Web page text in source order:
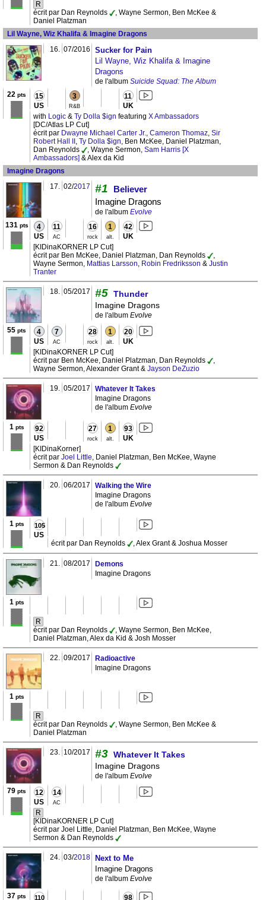
R
écrit par Dan Reynolds
, Wayne Sermon, Ben McKee &
Daniel Platzman
Lil Wayne, Wiz Khalifa & Imagine Dragons
16. 07/2016
Sucker for Pain
Lil Wayne, Wiz Khalifa & Imagine
Dragons
de l'album Suicide Squad: The Album
22 pts 15
US
3
R&B
11
UK
with Logic & Ty Dolla $ign featuring X Ambassadors
[DC/Atlas LP Cut]
écrit par Dwayne Michael Carter Jr., Cameron Thomaz, Sir
Robert Hall II , Ty Dolla $ign, Ben McKee, Daniel Platzman,
Dan Reynolds
, Wayne Sermon, Sam Harris [X
Ambassadors] & Alex da Kid
Imagine Dragons
17. 02/2017 #1
Believer
Imagine Dragons
de l'album Evolve
131 pts 4
US
11
AC
16
rock
1
alt.
42
UK
[KIDinaKORNER LP Cut]
écrit par Ben McKee, Daniel Platzman, Dan Reynolds
,
Wayne Sermon, Mattias Larsson, Robin Fredriksson & Justin
Tranter
18. 05/2017 #5 Thunder
Imagine Dragons
de l'album Evolve
55 pts 4
US
7
AC
28
rock
1
alt.
20
UK
[KIDinaKORNER LP Cut]
écrit par Ben McKee, Daniel Platzman, Dan Reynolds
,
Wayne Sermon, Alexander Grant & Jayson DeZuzio
19. 05/2017
Whatever It Takes
Imagine Dragons
de l'album Evolve
1 pts 92
US
27
rock
1
alt.
93
UK
[KIDinaKorner]
écrit par Joel Little, Daniel Platzman, Ben McKee, Wayne
Sermon & Dan Reynolds
20. 06/2017
Walking the Wire
Imagine Dragons
de l'album Evolve
1 pts
105
US
écrit par Dan Reynolds , Alex Grant & Joshua Mosser
21. 08/2017
Demons
Imagine Dragons
1 pts
R
écrit par Dan Reynolds
, Wayne Sermon, Ben McKee,
Daniel Platzman, Alex da Kid & Josh Mosser
22. 09/2017
Radioactive
Imagine Dragons
1 pts
R
écrit par Dan Reynolds
, Wayne Sermon, Ben McKee &
Daniel Platzman
23. 10/2017 #3 Whatever It Takes
Imagine Dragons
de l'album Evolve
79 pts 12
US
14
AC
R
[KIDinaKORNER LP Cut]
écrit par Joel Little, Daniel Platzman, Ben McKee, Wayne
Sermon & Dan Reynolds
24. 03/2018
Next to Me
Imagine Dragons
de l'album Evolve
37 pts
110
98